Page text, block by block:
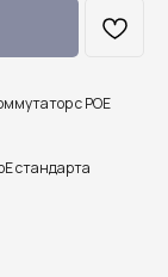
с РОЕ
стандарта